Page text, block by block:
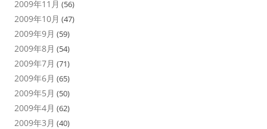
2009年11月 (56)
2009年10月 (47)
2009年9月 (59)
2009年8月 (54)
2009年7月 (71)
2009年6月 (65)
2009年5月 (50)
2009年4月 (62)
2009年3月 (40)